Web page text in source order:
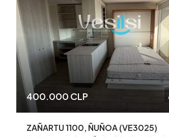
400.000 CLP
ZAÑARTU 1100, ÑUÑOA (VE3025)